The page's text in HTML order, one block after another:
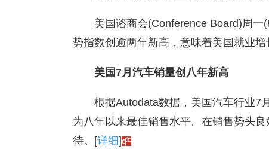
美国谘商会(Conference Board)周
势指数创逾两年新高，意味着美国就业
美国7月汽车销量创八年新高
根据Autodata数据，美国汽车行业7
为八年以来最佳销售水平。在销售势头
待。[详细]